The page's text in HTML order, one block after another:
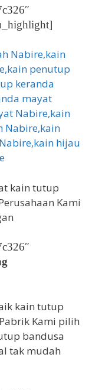
kain tutup
Kami
kain tutup
Kami pilih
bandusa
tak mudah